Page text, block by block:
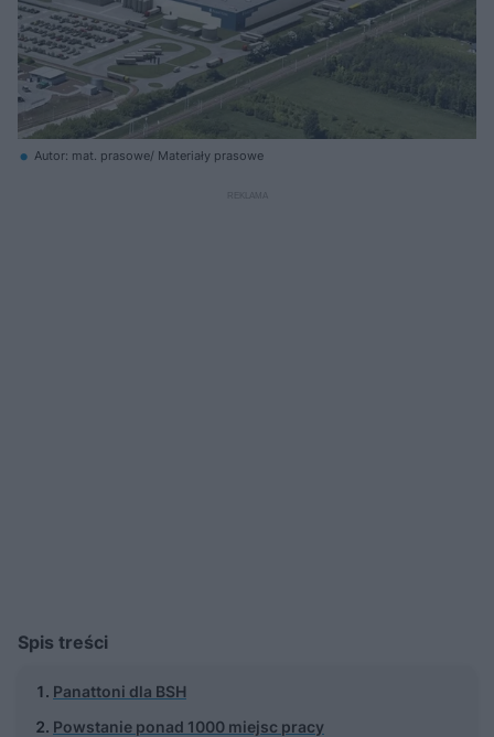
Autor: mat. prasowe/ Materiały prasowe
Spis treści
Panattoni dla BSH
Powstanie ponad 1000 miejsc pracy